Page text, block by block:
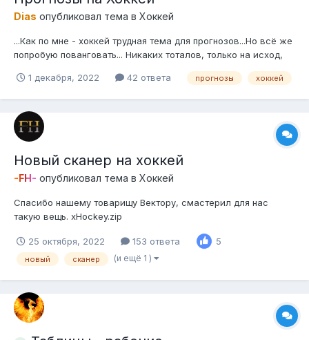
Dias опубликовал тема в Хоккей
...Как по мне - хоккей трудная тема для прогнозов...Но всё же
попробую пованговать... Никаких тоталов, только на исход,
1 декабря, 2022
42 ответа прогнозы хоккей
Новый сканер на хоккей
-FH- опубликовал тема в Хоккей
Спасибо нашему товарищу Вектору, смастерил для нас
такую вещь. xHockey.zip
25 октября, 2022 153 ответа 5
новый сканер (и ещё 1 )